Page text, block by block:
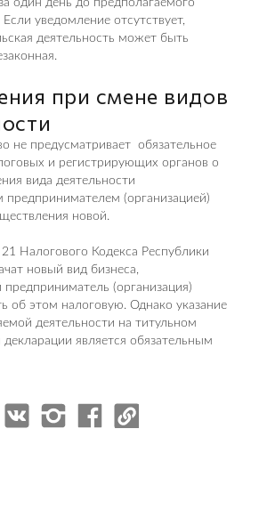
один день до предполагаемого
Если уведомление отсутствует,
деятельность может быть
при смене видов
не предусматривает обязательное
и регистрирующих органов о
вида деятельности
предпринимателем (организацией)
новой.
21 Налогового Кодекса Республики
новый вид бизнеса,
(организация)
об этом налоговую. Однако указание
деятельности на титульном
декларации является обязательным